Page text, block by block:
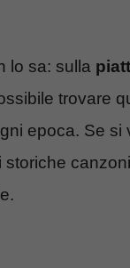
lo sa: sulla
trovare
epoca. Se si
storiche